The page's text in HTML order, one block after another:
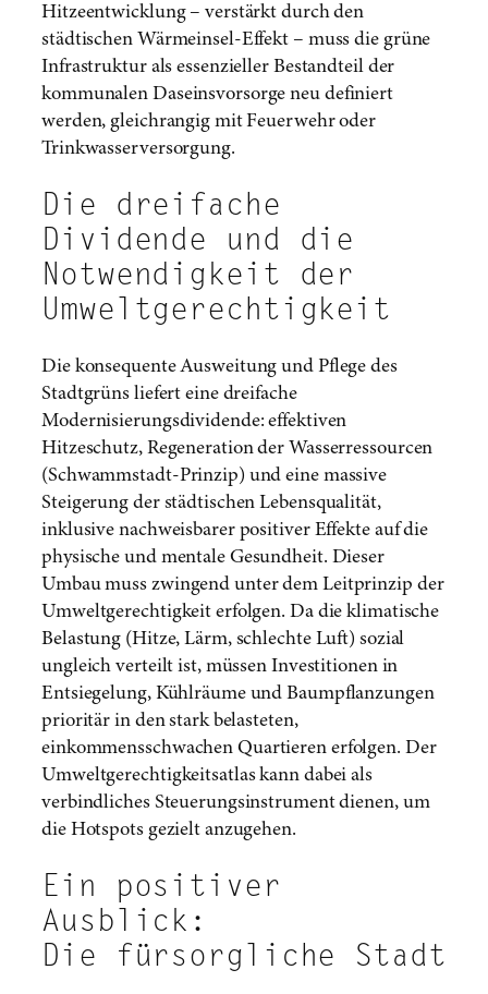
Hitzeentwicklung – verstärkt durch den
städtischen Wärmeinsel-Effekt – muss die grüne
Infrastruktur als essenzieller Bestandteil der
kommunalen Daseinsvorsorge neu definiert
werden, gleichrangig mit Feuerwehr oder
Trinkwasserversorgung.
Die dreifache
Dividende und die
Notwendigkeit der
Umweltgerechtigkeit
Die konsequente Ausweitung und Pflege des
Stadtgrüns liefert eine dreifache
Modernisierungsdividende: effektiven
Hitzeschutz, Regeneration der Wasserressourcen
(Schwammstadt-Prinzip) und eine massive
Steigerung der städtischen Lebensqualität,
inklusive nachweisbarer positiver Effekte auf die
physische und mentale Gesundheit. Dieser
Umbau muss zwingend unter dem Leitprinzip der
Umweltgerechtigkeit erfolgen. Da die klimatische
Belastung (Hitze, Lärm, schlechte Luft) sozial
ungleich verteilt ist, müssen Investitionen in
Entsiegelung, Kühlräume und Baumpflanzungen
prioritär in den stark belasteten,
einkommensschwachen Quartieren erfolgen. Der
Umweltgerechtigkeitsatlas kann dabei als
verbindliches Steuerungsinstrument dienen, um
die Hotspots gezielt anzugehen.
Ein positiver
Ausblick:
Die fürsorgliche Stadt